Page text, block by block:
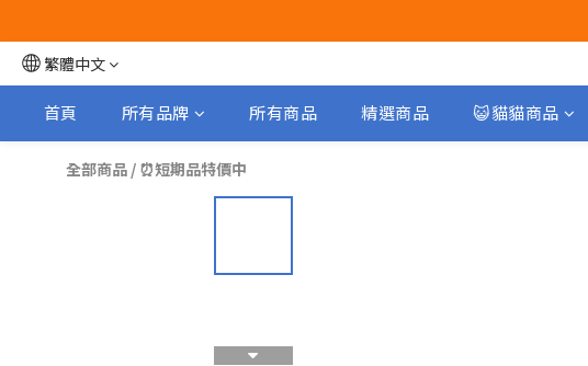
繁體中文
首頁 所有品牌 所有商品 精選商品 😺貓貓商品
全部商品 / ⏰短期品特價中